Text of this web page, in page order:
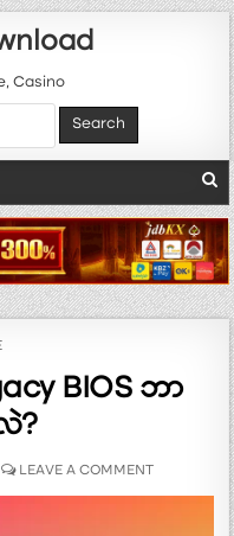
Casino
BIOS ဘာ
?
LEAVE A COMMENTON UEFI